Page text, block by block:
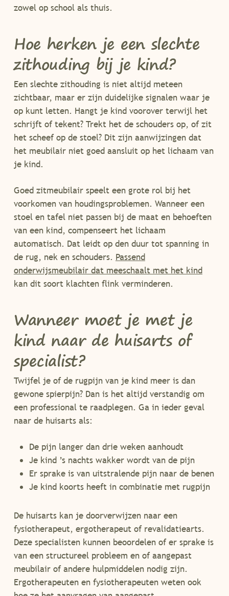
zowel op school als thuis.
Hoe herken je een slechte
zithouding bij je kind?
Een slechte zithouding is niet altijd meteen
zichtbaar, maar er zijn duidelijke signalen waar je
op kunt letten. Hangt je kind voorover terwijl het
schrijft of tekent? Trekt het de schouders op, of zit
het scheef op de stoel? Dit zijn aanwijzingen dat
het meubilair niet goed aansluit op het lichaam van
je kind.
Goed zitmeubilair speelt een grote rol bij het
voorkomen van houdingsproblemen. Wanneer een
stoel en tafel niet passen bij de maat en behoeften
van een kind, compenseert het lichaam
automatisch. Dat leidt op den duur tot spanning in
de rug, nek en schouders. Passend
onderwijsmeubilair dat meeschaalt met het kind
kan dit soort klachten flink verminderen.
Wanneer moet je met je
kind naar de huisarts of
specialist?
Twijfel je of de rugpijn van je kind meer is dan
gewone spierpijn? Dan is het altijd verstandig om
een professional te raadplegen. Ga in ieder geval
naar de huisarts als:
De pijn langer dan drie weken aanhoudt
Je kind ’s nachts wakker wordt van de pijn
Er sprake is van uitstralende pijn naar de benen
Je kind koorts heeft in combinatie met rugpijn
De huisarts kan je doorverwijzen naar een
fysiotherapeut, ergotherapeut of revalidatiearts.
Deze specialisten kunnen beoordelen of er sprake is
van een structureel probleem en of aangepast
meubilair of andere hulpmiddelen nodig zijn.
Ergotherapeuten en fysiotherapeuten weten ook